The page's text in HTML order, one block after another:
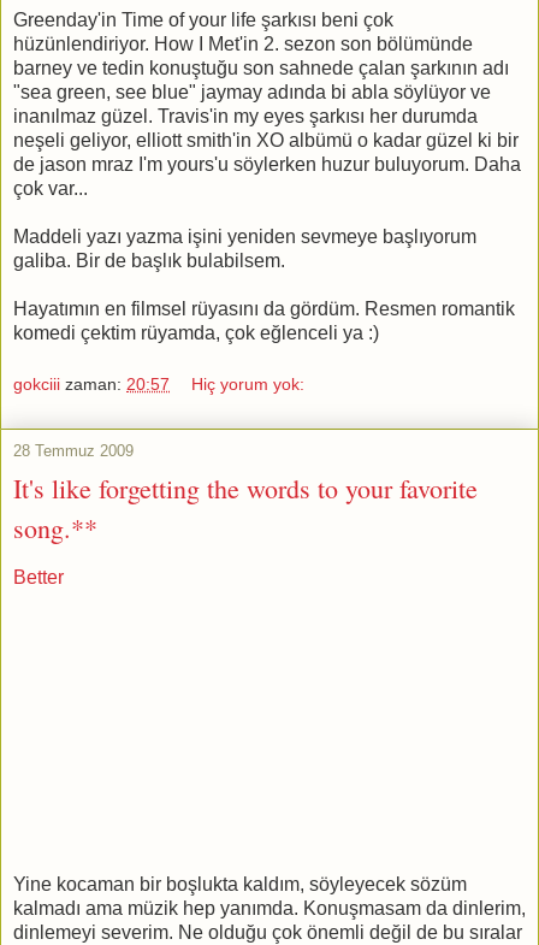
Greenday'in Time of your life şarkısı beni çok
hüzünlendiriyor. How I Met'in 2. sezon son bölümünde
barney ve tedin konuştuğu son sahnede çalan şarkının adı
"sea green, see blue" jaymay adında bi abla söylüyor ve
inanılmaz güzel. Travis'in my eyes şarkısı her durumda
neşeli geliyor, elliott smith'in XO albümü o kadar güzel ki bir
de jason mraz I'm yours'u söylerken huzur buluyorum. Daha
çok var...
Maddeli yazı yazma işini yeniden sevmeye başlıyorum
galiba. Bir de başlık bulabilsem.
Hayatımın en filmsel rüyasını da gördüm. Resmen romantik
komedi çektim rüyamda, çok eğlenceli ya :)
gokciii zaman: 20:57 Hiç yorum yok:
28 Temmuz 2009
It's like forgetting the words to your favorite
song.**
Better
Yine kocaman bir boşlukta kaldım, söyleyecek sözüm
kalmadı ama müzik hep yanımda. Konuşmasam da dinlerim,
dinlemeyi severim. Ne olduğu çok önemli değil de bu sıralar